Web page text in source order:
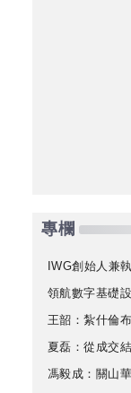
專欄
IWG創始人兼
領航數字基礎
王韶：紮什倫
夏磊：從成交
馮毅成：關山